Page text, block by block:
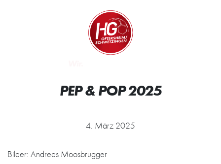
Zur Startseite
PEP & POP 2025
4. März 2025
Bilder: Andreas Moosbrugger